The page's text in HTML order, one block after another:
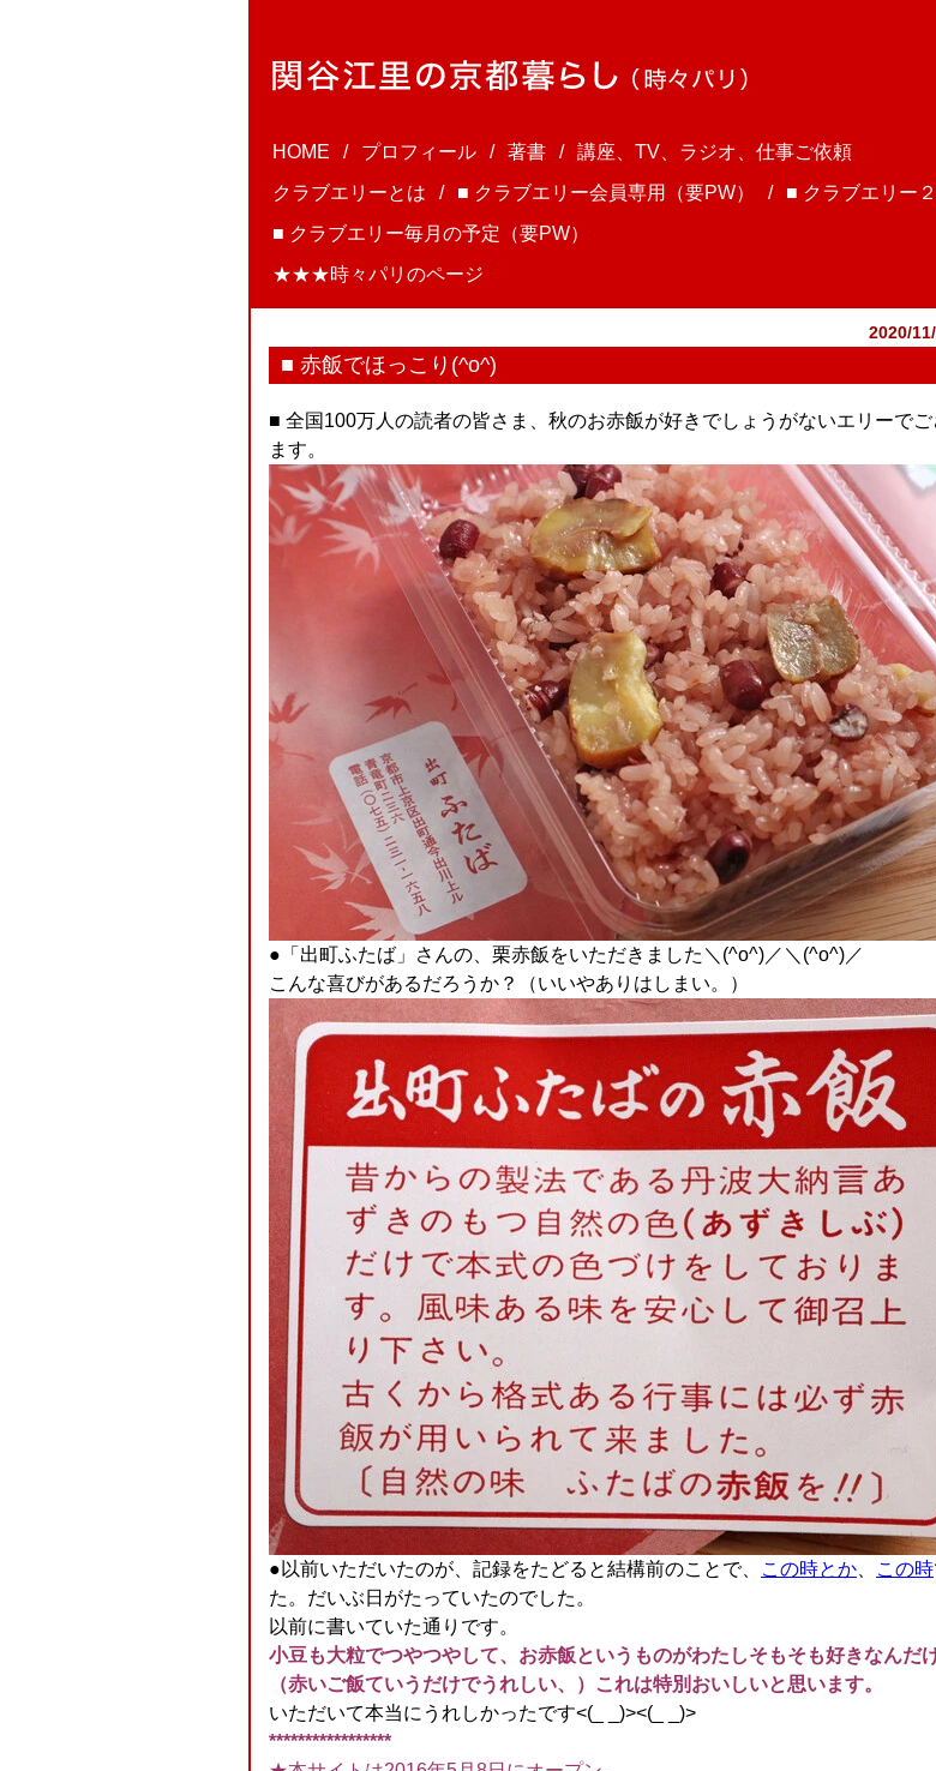
HOME プロフィール 著書
講座、TV、ラジオ、仕事ご依頼
クラブエリーとは
■ クラブエリー会員専用（要PW） ■ クラブエリー
■ クラブエリー毎月の予定（要PW）
★★★時々パリのページ
2020/
■ 赤飯でほっこり(^o^)
■ 全国100万人の読者の皆さま、秋のお赤飯が好きでしょうがないエリーでご
ます。
●「出町ふたば」さんの、栗赤飯をいただきました＼(^o^)／＼(^o^)／
こんな喜びがあるだろうか？（いいやありはしまい。）
●以前いただいたのが、記録をたどると結構前のことで、 この時とか、 この時
た。だいぶ日がたっていたのでした。
以前に書いていた通りです。
小豆も大粒でつやつやして、お赤飯というものがわたしそもそも好きなんだ
（赤いご飯ていうだけでうれしい、）これは特別おいしいと思います。
いただいて本当にうれしかったです<(_ _)><(_ _)>
*****************